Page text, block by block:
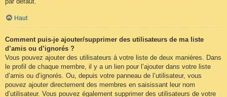
Haut
Comment puis-je ajouter/supprimer des utilisateurs de ma liste
d’amis ou d’ignorés ?
Vous pouvez ajouter des utilisateurs à votre liste de deux manières. Dans
le profil de chaque membre, il y a un lien pour l’ajouter dans votre liste
d’amis ou d’ignorés. Ou, depuis votre panneau de l’utilisateur, vous
pouvez ajouter directement des membres en saisissant leur nom
d’utilisateur. Vous pouvez également supprimer des utilisateurs de votre